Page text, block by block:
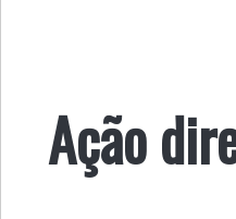
Ação